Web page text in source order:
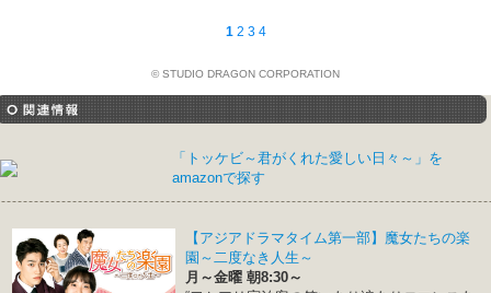
1 2 3 4
© STUDIO DRAGON CORPORATION
「トッケビ～君がくれた愛しい日々～」を
amazonで探す
【アジアドラマタイム第一部】魔女たちの楽
園～二度なき人生～
月～金曜 朝8:30～